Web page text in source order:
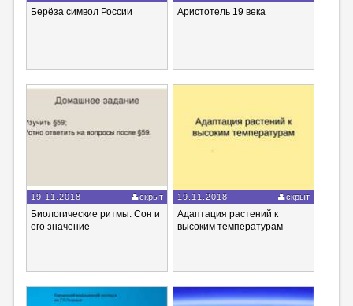
Берёза символ России Аристотель 19 века
19.11.2018 скрыт
Биологические ритмы. Сон и
его значение
19.11.2018 скрыт
Адаптация растений к
высоким температурам